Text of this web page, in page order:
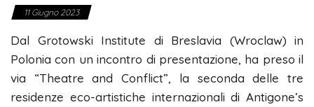
11 Giugno 2023
Dal Grotowski Institute di Breslavia (Wroclaw) in
Polonia con un incontro di presentazione, ha preso il
via “Theatre and Conflict”, la seconda delle tre
residenze eco-artistiche internazionali di Antigone’s